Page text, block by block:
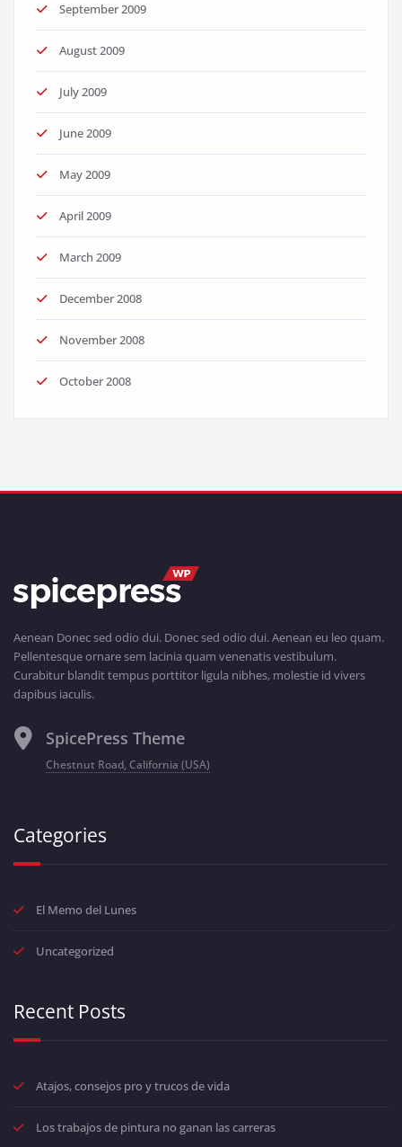
September 2009
August 2009
July 2009
June 2009
May 2009
April 2009
March 2009
December 2008
November 2008
October 2008
Aenean Donec sed odio dui. Donec sed odio dui. Aenean eu leo quam.
Pellentesque ornare sem lacinia quam venenatis vestibulum.
Curabitur blandit tempus porttitor ligula nibhes, molestie id vivers
dapibus iaculis.
SpicePress Theme
Chestnut Road, California (USA)
Categories
El Memo del Lunes
Uncategorized
Recent Posts
Atajos, consejos pro y trucos de vida
Los trabajos de pintura no ganan las carreras